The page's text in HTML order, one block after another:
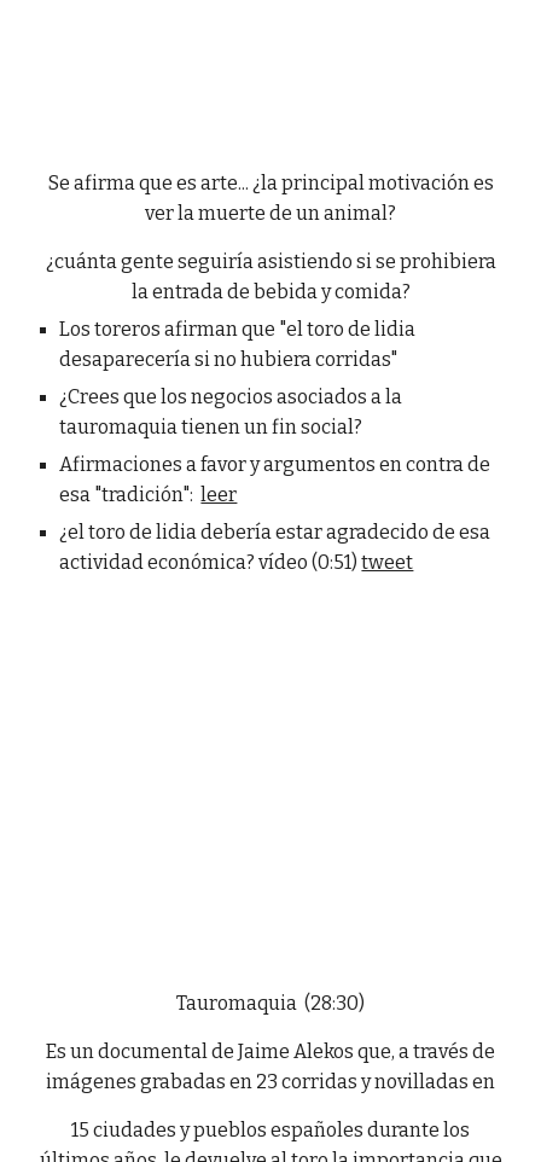
Se afirma que es arte... ¿la principal motivación es
ver la muerte de un animal?
¿cuánta gente seguiría asistiendo si se prohibiera
la entrada de bebida y comida?
Los toreros afirman que "el toro de lidia
desaparecería si no hubiera corridas"
¿Crees que los negocios asociados a la
tauromaquia tienen un fin social?
Afirmaciones a favor y argumentos en contra de
esa "tradición": leer
¿el toro de lidia debería estar agradecido de esa
actividad económica? vídeo (0:51)tweet
Tauromaquia (28:30)
Es un documental de Jaime Alekos que, a través de
imágenes grabadas en 23 corridas y novilladas en
15 ciudades y pueblos españoles durante los